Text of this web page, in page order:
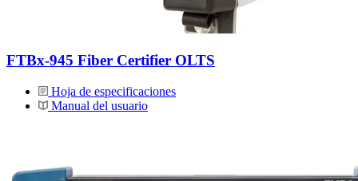
FTBx-945 Fiber Certifier OLTS
Hoja de especificaciones
Manual del usuario